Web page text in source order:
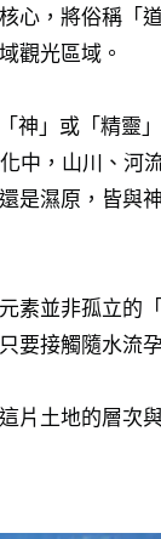
心，將俗稱「
觀光區域。
神」或「精靈
中，山川、河
是濕原，皆與
素並非孤立的
要接觸隨水流
片土地的層次